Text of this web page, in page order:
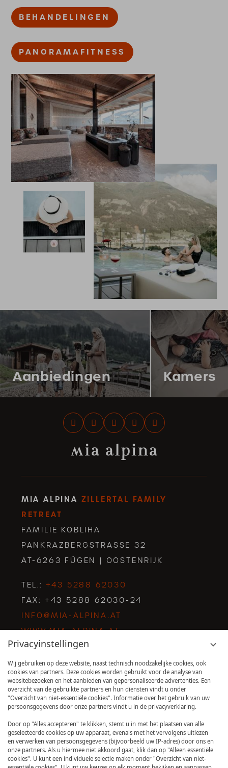
Privacyinstellingen
Wij gebruiken op deze website, naast technisch noodzakelijke cookies, ook
cookies van partners. Deze cookies worden gebruikt voor de analyse van
websitebezoeken en het aanbieden van gepersonaliseerde advertenties. Een
overzicht van de gebruikte partners en hun diensten vindt u onder
"Overzicht van niet-essentiële cookies". Informatie over het gebruik van uw
persoonsgegevens door onze partners vindt u in de privacyverklaring.
Door op "Alles accepteren" te klikken, stemt u in met het plaatsen van alle
geselecteerde cookies op uw apparaat, evenals met het vervolgens uitlezen
en verwerken van persoonsgegevens (bijvoorbeeld uw IP-adres) door ons en
onze partners. Als u hiermee niet akkoord gaat, klik dan op "Alleen essentiële
cookies". U kunt een individuele selectie maken onder "Overzicht van niet-
BEHANDELINGEN
PANORAMAFITNESS
Aanbiedingen Kamers
MIA ALPINA ZILLERTAL FAMILY
RETREAT
FAMILIE KOBLIHA
PANKRAZBERGSTRASSE 32
AT-6263 FÜGEN | OOSTENRIJK
TEL.: +43 5288 62030
FAX: +43 5288 62030-24
INFO@MIA-ALPINA.AT
WWW.MIA-ALPINA.AT
Zoekterm
invoeren
Zoeken
WETENSWAARDIGHEDENPERSCOLOFON
GEGEVENSBESCHERMING